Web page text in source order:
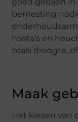
bemesting
hosta’s en
zoals droogte,
Maak
Het kiezen van